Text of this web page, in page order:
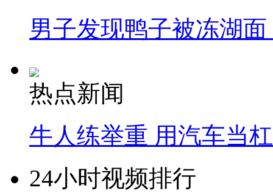
男子发现鸭子被冻湖
热点新闻
牛人练举重 用汽车当
24小时视频排行